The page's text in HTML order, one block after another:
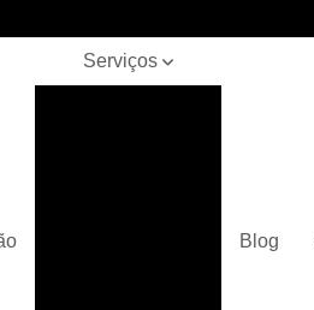
Serviços
Blog